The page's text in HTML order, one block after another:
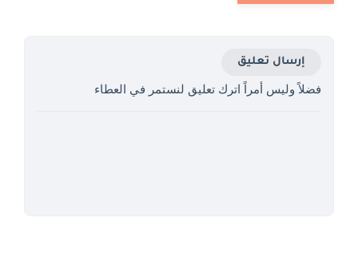
إرسال تعليق
فضلاً وليس أمراً اترك تعليق لنستمر في العطاء